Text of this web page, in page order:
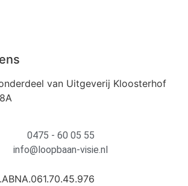
van Uitgeverij Kloosterhof
0475 - 60 05 55
info@loopbaan-visie.nl